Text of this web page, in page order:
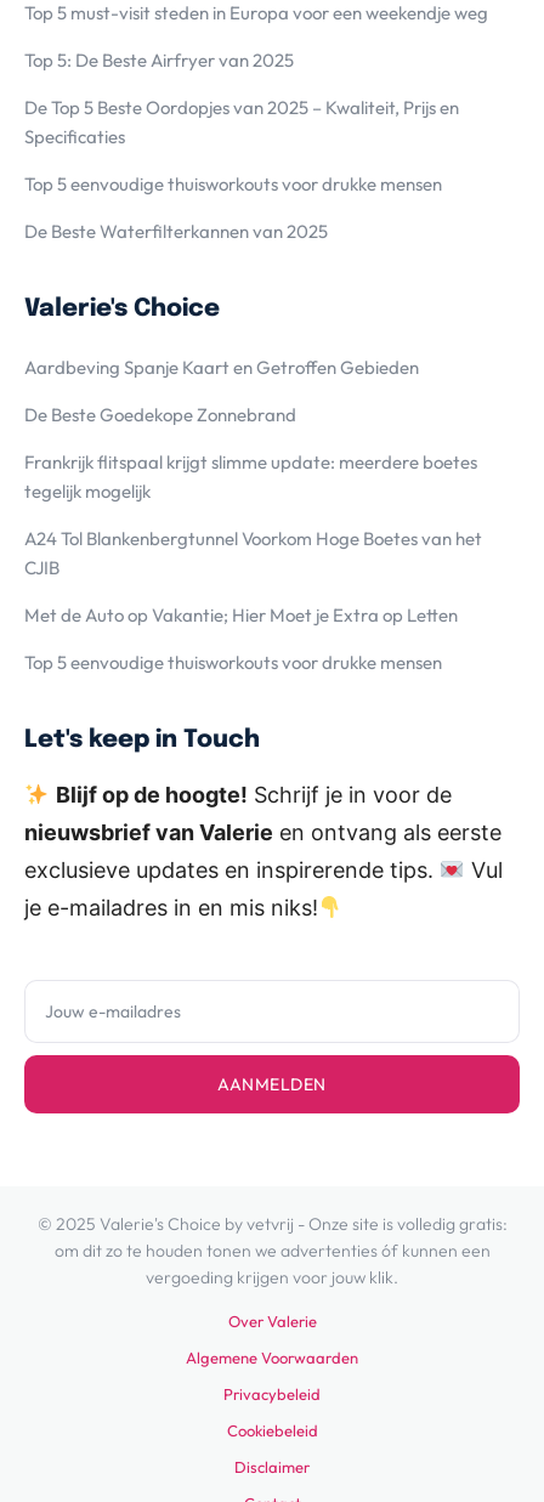
Top 5 must-visit steden in Europa voor een weekendje weg
Top 5: De Beste Airfryer van 2025
De Top 5 Beste Oordopjes van 2025 – Kwaliteit, Prijs en
Specificaties
Top 5 eenvoudige thuisworkouts voor drukke mensen
De Beste Waterfilterkannen van 2025
Valerie's Choice
Aardbeving Spanje Kaart en Getroffen Gebieden
De Beste Goedekope Zonnebrand
Frankrijk flitspaal krijgt slimme update: meerdere boetes
tegelijk mogelijk
A24 Tol Blankenbergtunnel Voorkom Hoge Boetes van het
CJIB
Met de Auto op Vakantie; Hier Moet je Extra op Letten
Top 5 eenvoudige thuisworkouts voor drukke mensen
Let's keep in Touch
Blijf op de hoogte! Schrijf je in voor de
nieuwsbrief van Valerie en ontvang als eerste
exclusieve updates en inspirerende tips.
Vul
je e-mailadres in en mis niks!
AANMELDEN
© 2025 Valerie's Choice by vetvrij - Onze site is volledig gratis:
om dit zo te houden tonen we advertenties óf kunnen een
vergoeding krijgen voor jouw klik.
Over Valerie
Algemene Voorwaarden
Privacybeleid
Cookiebeleid
Disclaimer